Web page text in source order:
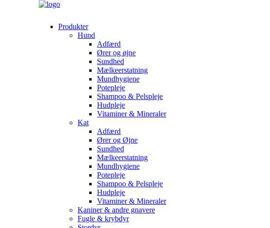
Produkter
Hund
Adfærd
Ører og øjne
Sundhed
Mælkeerstatning
Mundhygiene
Potepleje
Shampoo & Pelspleje
Hudpleje
Vitaminer & Mineraler
Kat
Adfærd
Ører og Øjne
Sundhed
Mælkeerstatning
Mundhygiene
Potepleje
Shampoo & Pelspleje
Hudpleje
Vitaminer & Mineraler
Kaniner & andre gnavere
Fugle & krybdyr